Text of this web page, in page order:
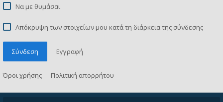
Να με θυμάσαι
Απόκρυψη των στοιχείων μου κατά τη διάρκεια της σύνδεσης
Σύνδεση Εγγραφή
Όροι χρήσης Πολιτική απορρήτου